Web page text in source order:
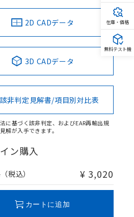
2D CADデータ
3D CADデータ
該非判定見解書/項目別対比表
に基づく該非判定、およびEAR再輸出規
解が入手できます。
ン購入
税込） ¥ 3,020
カートに追加
在庫・価格
無料テスト機